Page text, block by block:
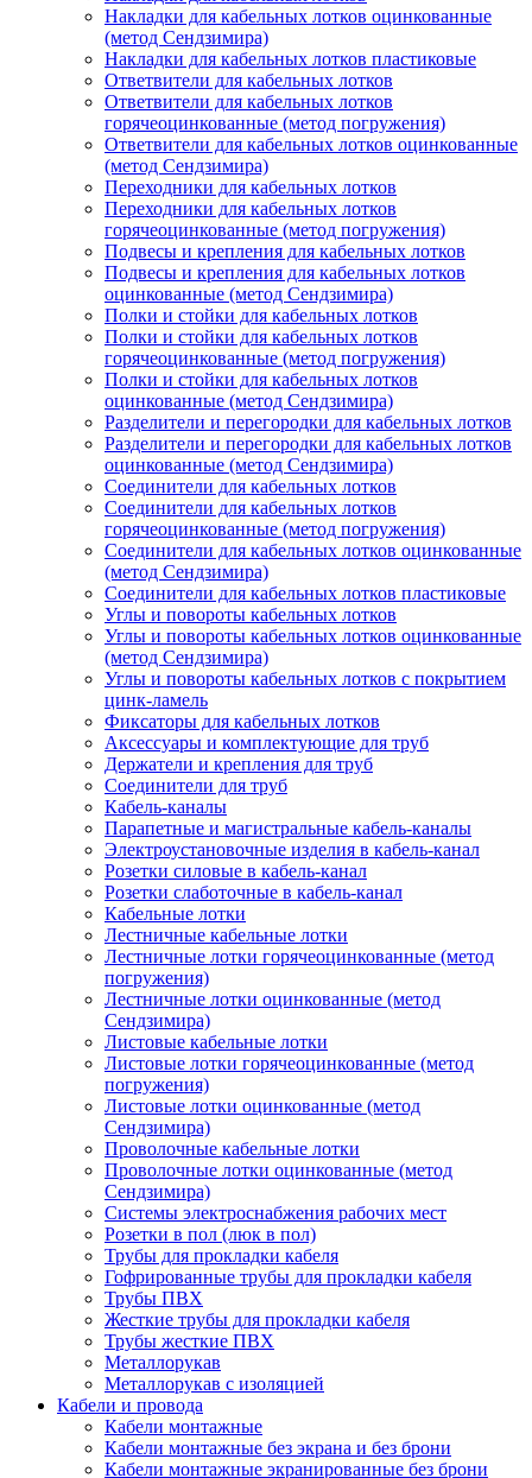
Накладки для кабельных лотков оцинкованные
(метод Сендзимира)
Накладки для кабельных лотков пластиковые
Ответвители для кабельных лотков
Ответвители для кабельных лотков
горячеоцинкованные (метод погружения)
Ответвители для кабельных лотков оцинкованные
(метод Сендзимира)
Переходники для кабельных лотков
Переходники для кабельных лотков
горячеоцинкованные (метод погружения)
Подвесы и крепления для кабельных лотков
Подвесы и крепления для кабельных лотков
оцинкованные (метод Сендзимира)
Полки и стойки для кабельных лотков
Полки и стойки для кабельных лотков
горячеоцинкованные (метод погружения)
Полки и стойки для кабельных лотков
оцинкованные (метод Сендзимира)
Разделители и перегородки для кабельных лотков
Разделители и перегородки для кабельных лотков
оцинкованные (метод Сендзимира)
Соединители для кабельных лотков
Соединители для кабельных лотков
горячеоцинкованные (метод погружения)
Соединители для кабельных лотков оцинкованные
(метод Сендзимира)
Соединители для кабельных лотков пластиковые
Углы и повороты кабельных лотков
Углы и повороты кабельных лотков оцинкованные
(метод Сендзимира)
Углы и повороты кабельных лотков с покрытием
цинк-ламель
Фиксаторы для кабельных лотков
Аксессуары и комплектующие для труб
Держатели и крепления для труб
Соединители для труб
Кабель-каналы
Парапетные и магистральные кабель-каналы
Электроустановочные изделия в кабель-канал
Розетки силовые в кабель-канал
Розетки слаботочные в кабель-канал
Кабельные лотки
Лестничные кабельные лотки
Лестничные лотки горячеоцинкованные (метод
погружения)
Лестничные лотки оцинкованные (метод
Сендзимира)
Листовые кабельные лотки
Листовые лотки горячеоцинкованные (метод
погружения)
Листовые лотки оцинкованные (метод
Сендзимира)
Проволочные кабельные лотки
Проволочные лотки оцинкованные (метод
Сендзимира)
Системы электроснабжения рабочих мест
Розетки в пол (люк в пол)
Трубы для прокладки кабеля
Гофрированные трубы для прокладки кабеля
Трубы ПВХ
Жесткие трубы для прокладки кабеля
Трубы жесткие ПВХ
Металлорукав
Металлорукав с изоляцией
Кабели и провода
Кабели монтажные
Кабели монтажные без экрана и без брони
Кабели монтажные экранированные без брони